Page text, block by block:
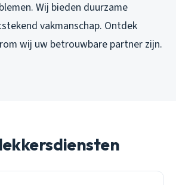
Wij bieden duurzame
vakmanschap. Ontdek
wij uw betrouwbare partner zijn.